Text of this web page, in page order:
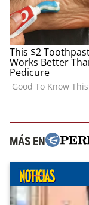
MÁS EN